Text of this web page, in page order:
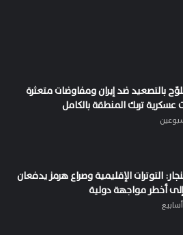
بالتصعيد ضد إيران ومفاوضات متعثرة
عسكرية تربك المنطقة بالكامل
التوترات الإقليمية وصراع هرمز يدفعان
أخطر مواجهة دولية